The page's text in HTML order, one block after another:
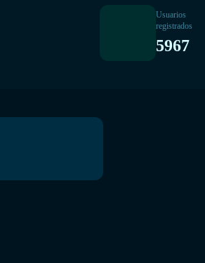
Usuarios
registrados
5967